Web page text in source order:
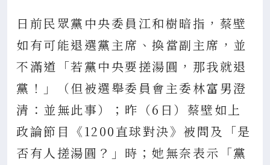
日前民眾黨中央委員江和樹暗指，蔡壁
如有可能退選黨主席、換當副主席，並
不滿道「若黨中央要搓湯圓，那我就退
黨！」（但被選舉委員會主委林富男澄
清：並無此事）；昨（6日）蔡壁如上
政論節目《1200直球對決》被問及「是
否有人搓湯圓？」時；她無奈表示「黨